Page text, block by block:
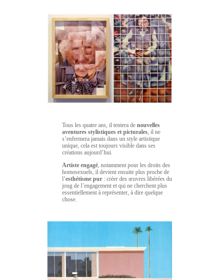
Tous les quatre ans, il tentera de nouvelles
aventures stylistiques et picturales, il ne
s’enfermera jamais dans un style artistique
unique, cela est toujours visible dans ses
créations aujourd’hui.
Artiste engagé, notamment pour les droits des
homosexuels, il devient ensuite plus proche de
l’esthétisme pur: créer des œuvres libérées du
joug de l’engagement et qui ne cherchent plus
essentiellement à représenter, à dire quelque
chose.